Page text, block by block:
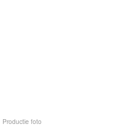
Productie foto